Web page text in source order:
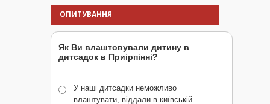
ОПИТУВАННЯ
Як Ви влаштовували дитину в
дитсадок в Приірпінні?
У наші дитсадки неможливо
влаштувати, віддали в київській